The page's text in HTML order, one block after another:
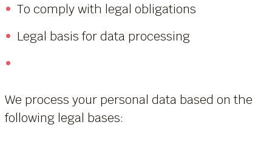
To comply with legal obligations
Legal basis for data processing
We process your personal data based on the
following legal bases: